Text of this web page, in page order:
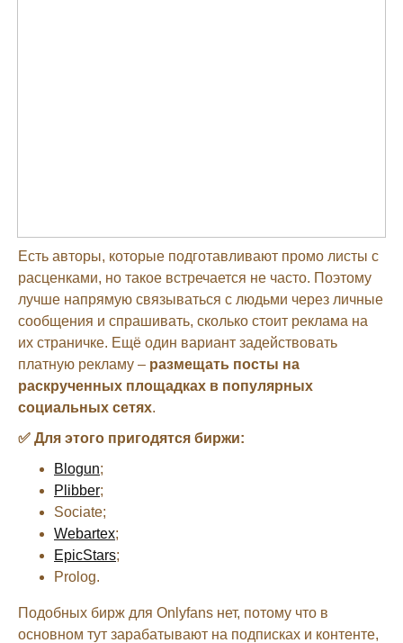
Есть авторы, которые подготавливают промо листы с
расценками, но такое встречается не часто. Поэтому
лучше напрямую связываться с людьми через личные
сообщения и спрашивать, сколько стоит реклама на
их страничке. Ещё один вариант задействовать
платную рекламу – размещать посты на
раскрученных площадках в популярных
социальных сетях.
✅ Для этого пригодятся биржи:
Blogun;
Plibber;
Sociate;
Webartex;
EpicStars;
Prolog.
Подобных бирж для Onlyfans нет, потому что в
основном тут зарабатывают на подписках и контенте,